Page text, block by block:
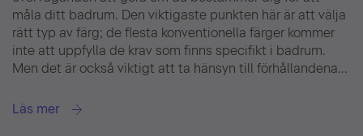
måla ditt badrum. Den viktigaste punkten här är att välja
rätt typ av färg; de flesta konventionella färger kommer
inte att uppfylla de krav som finns specifikt i badrum.
Men det är också viktigt att ta hänsyn till förhållandena...
Läs mer